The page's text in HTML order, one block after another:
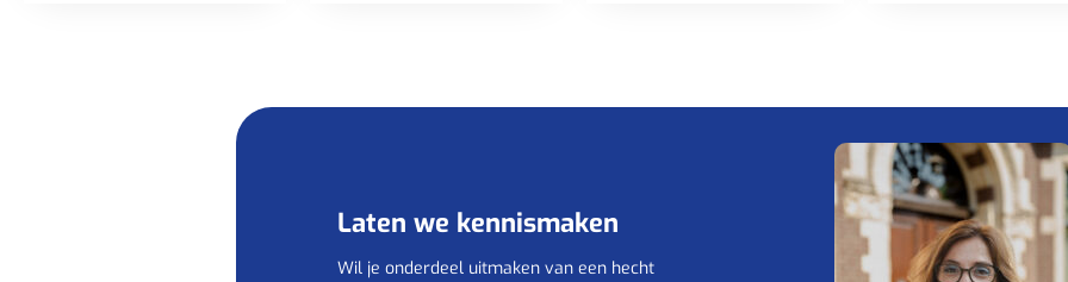
Laten we kennismaken
Wil je onderdeel uitmaken van een hecht